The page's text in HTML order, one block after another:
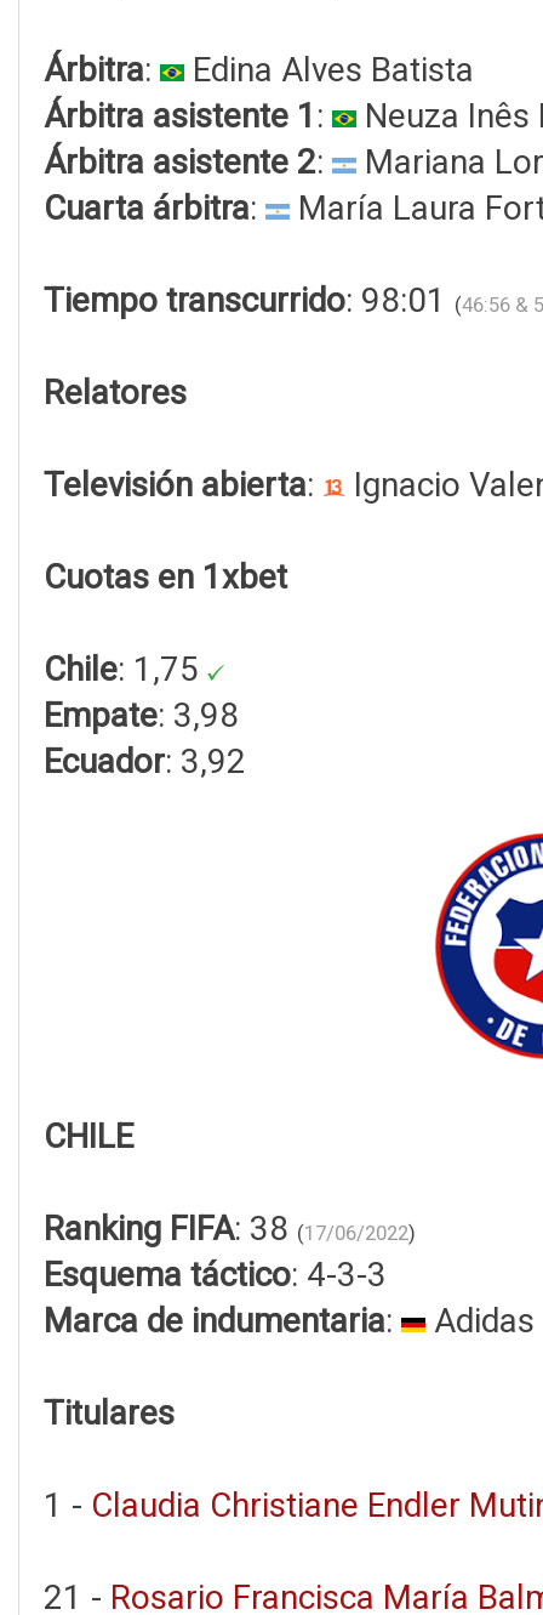
Árbitra:
Edina Alves Batista
Árbitra asistente 1 :
Neuza Inês
Árbitra asistente 2:
Mariana
Cuarta árbitra: María Laura
Tiempo transcurrido: 98:01 (46:56 &
Relatores
Televisión abierta: Ignacio
Cuotas en 1xbet
Chile: 1,75
Empate: 3,98
Ecuador: 3,92
CHILE
Ranking FIFA: 38 (17/06/2022)
Esquema táctico: 4-3-3
Marca de indumentaria: Adidas
Titulares
1 - Claudia Christiane Endler
21 - Rosario Francisca María